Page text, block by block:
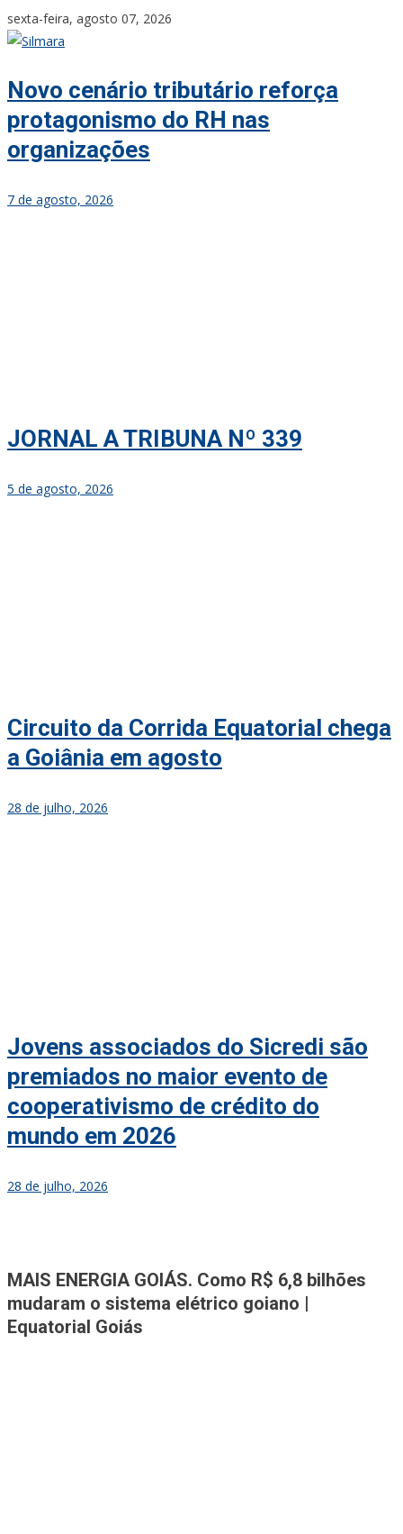
Skip
to
sexta-feira, agosto 07, 2026
Novo cenário tributário reforça
protagonismo do RH nas
organizações
7 de agosto, 2026
JORNAL A TRIBUNA Nº 339
5 de agosto, 2026
Circuito da Corrida Equatorial chega
a Goiânia em agosto
28 de julho, 2026
Jovens associados do Sicredi são
premiados no maior evento de
cooperativismo de crédito do
mundo em 2026
28 de julho, 2026
Jornal mais completo de Noticias e Informações de Rio Verde e
Região
MAIS ENERGIA GOIÁS. Como R$ 6,8 bilhões
mudaram o sistema elétrico goiano |
Equatorial Goiás